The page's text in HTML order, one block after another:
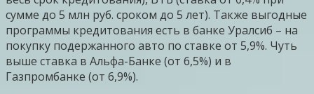
сумме до 5 млн руб. сроком до 5 лет). Также выгодные
программы кредитования есть в банке Уралсиб – на
покупку подержанного авто по ставке от 5,9%. Чуть
выше ставка в Альфа-Банке (от 6,5%) и в
Газпромбанке (от 6,9%).